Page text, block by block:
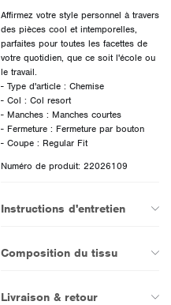
Affirmez votre style personnel à travers
des pièces cool et intemporelles,
parfaites pour toutes les facettes de
votre quotidien, que ce soit l'école ou
le travail.
- Type d'article : Chemise
- Col : Col resort
- Manches : Manches courtes
- Fermeture : Fermeture par bouton
- Coupe : Regular Fit
Numéro de produit: 22026109
Instructions d'entretien
Composition du tissu
Livraison & retour